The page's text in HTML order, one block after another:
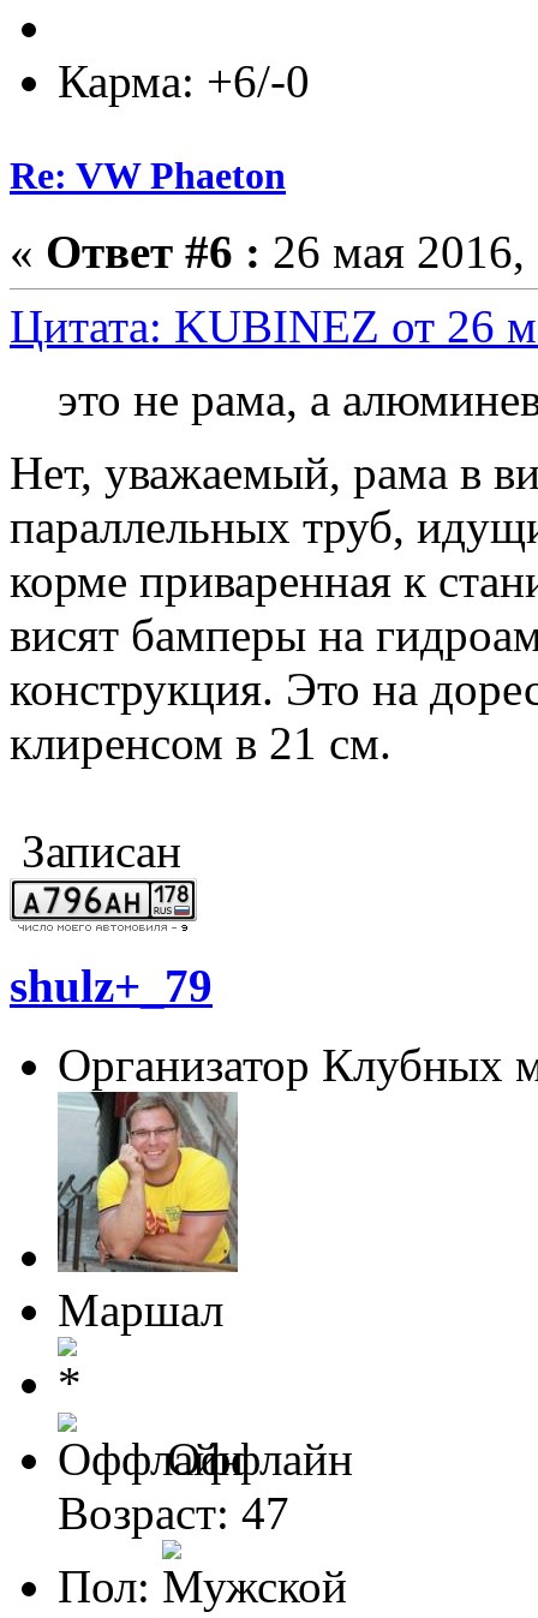
Карма: +6/-0
Re: VW Phaeton
« Ответ #6 : 26 мая
Цитата: KUBINEZ от 26
это не рама, а
Нет, уважаемый, рама в
параллельных труб,
корме приваренная к
висят бамперы на
конструкция. Это на
клиренсом в 21 см.
Записан
shulz+_79
Организатор Клубных
Маршал
Оффлайн
Возраст: 47
Пол: